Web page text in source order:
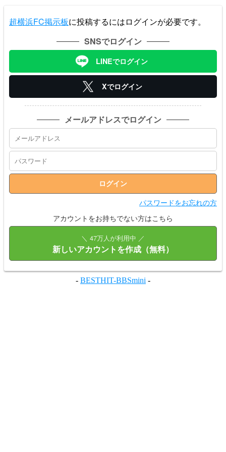
超横浜FC掲示板に投稿するにはログインが必要です。
SNSでログイン
LINEでログイン
Xでログイン
メールアドレスでログイン
パスワードをお忘れの方
アカウントをお持ちでない方はこちら
＼ 47万人が利用中 ／
新しいアカウントを作成（無料）
- BESTHIT-BBSmini -